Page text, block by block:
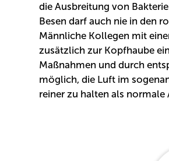
die Ausbreitung von
Besen darf auch nie in den
Männliche Kollegen mit
zusätzlich zur Kopfhaube
Maßnahmen und durch
möglich, die Luft im
reiner zu halten als normale